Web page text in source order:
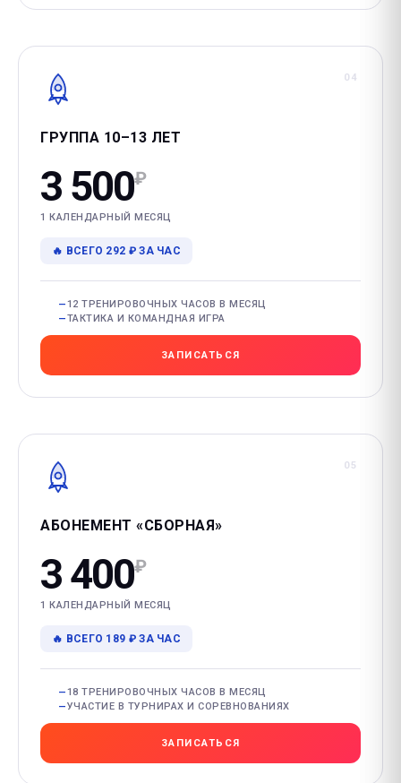
04
ГРУППА 10–13 ЛЕТ
3 500₽
1 КАЛЕНДАРНЫЙ МЕСЯЦ
🔥 ВСЕГО 292 ₽ ЗА ЧАС
12 ТРЕНИРОВОЧНЫХ ЧАСОВ В МЕСЯЦ
ТАКТИКА И КОМАНДНАЯ ИГРА
ЗАПИСАТЬСЯ
05
АБОНЕМЕНТ «СБОРНАЯ»
3 400₽
1 КАЛЕНДАРНЫЙ МЕСЯЦ
🔥 ВСЕГО 189 ₽ ЗА ЧАС
18 ТРЕНИРОВОЧНЫХ ЧАСОВ В МЕСЯЦ
УЧАСТИЕ В ТУРНИРАХ И СОРЕВНОВАНИЯХ
ЗАПИСАТЬСЯ